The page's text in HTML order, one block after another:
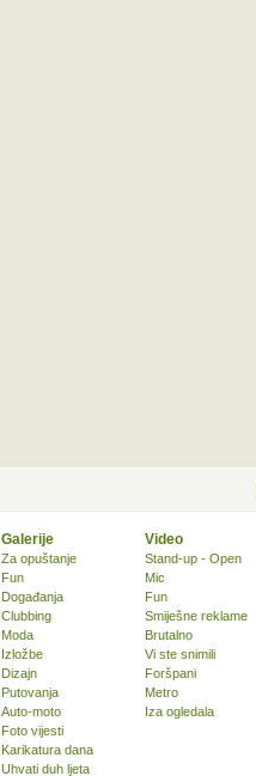
Galerije
Za opuštanje
Fun
Događanja
Clubbing
Moda
Izložbe
Dizajn
Putovanja
Auto-moto
Foto vijesti
Karikatura dana
Uhvati duh ljeta
Video
Stand-up - Open
Mic
Fun
Smiješne reklame
Brutalno
Vi ste snimili
Foršpani
Metro
Iza ogledala